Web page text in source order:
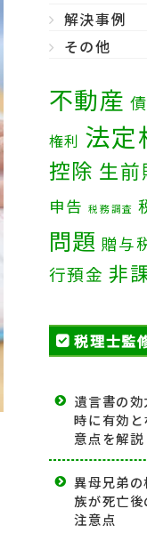
解決事例
その他
不動産
権利 法定
控除 生前
申告 税務調査
問題 贈与
行預金 非
税理士監
遺言書の
時に有効
意点を解説
異母兄弟
族が死亡後
注意点